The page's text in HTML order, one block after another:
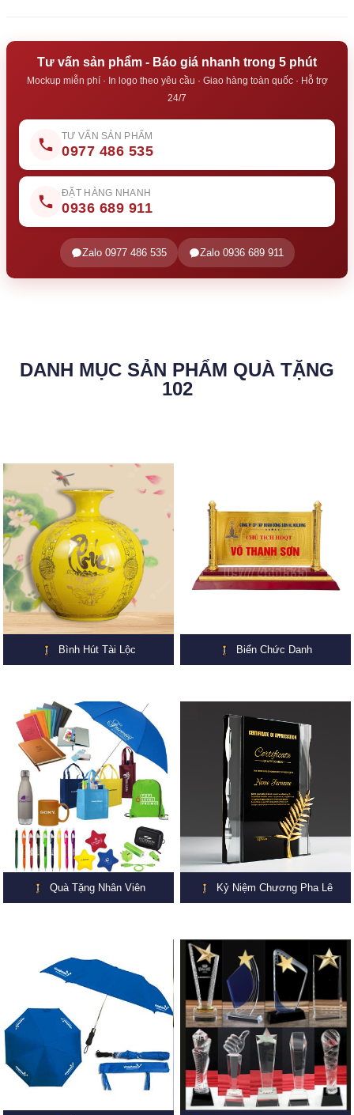
Tư vấn sản phẩm - Báo giá nhanh trong 5 phút
Mockup miễn phí · In logo theo yêu cầu · Giao hàng toàn quốc · Hỗ trợ
24/7
TƯ VẤN SẢN PHẨM
0977 486 535
ĐẶT HÀNG NHANH
0936 689 911
Zalo 0977 486 535 Zalo 0936 689 911
DANH MỤC SẢN PHẨM QUÀ TẶNG
102
Bình Hút Tài Lộc Biển Chức Danh
Quà Tặng Nhân Viên Kỷ Niệm Chương Pha Lê